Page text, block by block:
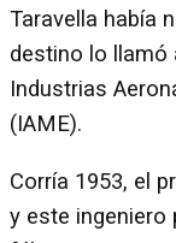
Taravella había
destino lo llamó
Industrias
(IAME).
Corría 1953, el
y este ingeniero